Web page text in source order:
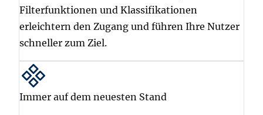
Filterfunktionen und Klassifikationen
erleichtern den Zugang und führen Ihre Nutzer
schneller zum Ziel.
Immer auf dem neuesten Stand